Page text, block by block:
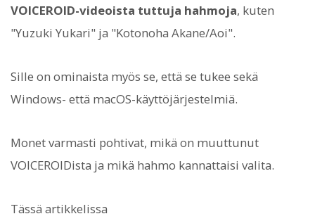
VOICEROID-videoista tuttuja hahmoja, kuten
"Yuzuki Yukari" ja "Kotonoha Akane/Aoi".
Sille on ominaista myös se, että se tukee sekä
Windows- että macOS-käyttöjärjestelmiä.
Monet varmasti pohtivat, mikä on muuttunut
VOICEROIDista ja mikä hahmo kannattaisi valita.
Tässä artikkelissa